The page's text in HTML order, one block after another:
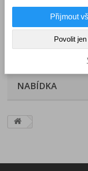
Košík
NABÍDKA
Přijmout
Povolit